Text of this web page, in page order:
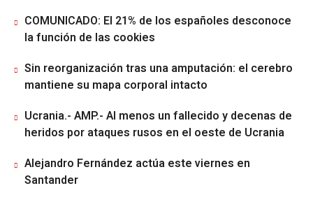
COMUNICADO: El 21% de los españoles desconoce
la función de las cookies
Sin reorganización tras una amputación: el cerebro
mantiene su mapa corporal intacto
Ucrania.- AMP.- Al menos un fallecido y decenas de
heridos por ataques rusos en el oeste de Ucrania
Alejandro Fernández actúa este viernes en
Santander